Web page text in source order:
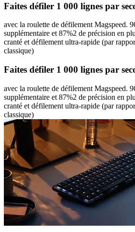
Faites défiler 1 000 lignes par
avec la roulette de défilement Magspeed.
supplémentaire et 87%2 de précision en
cranté et défilement ultra-rapide (par
classique)
Faites défiler 1 000 lignes par
avec la roulette de défilement Magspeed.
supplémentaire et 87%2 de précision en
cranté et défilement ultra-rapide (par
classique)